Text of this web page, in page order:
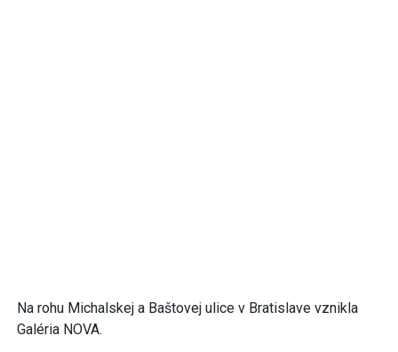
Na rohu Michalskej a Baštovej ulice v Bratislave vznikla
Galéria NOVA.